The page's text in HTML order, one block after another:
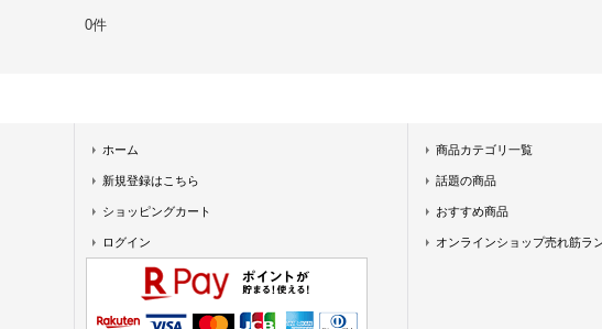
0件
ホーム
新規登録はこちら
ショッピングカート
ログイン
商品カテゴリ一覧
話題の商品
おすすめ商品
オンラインショップ売れ筋ラ